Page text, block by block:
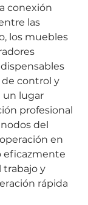
conexión
las
los muebles
control y
un lugar
profesional
del
en
eficazmente
trabajo y
rápida